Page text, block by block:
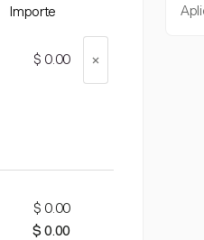
Importe
$ 0.00
$ 0.00
$ 0.00